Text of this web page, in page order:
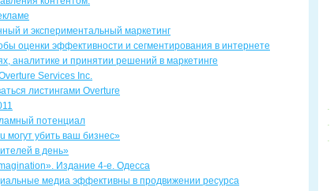
и экспериментальный маркетинг
оценки эффективности и сегментирования в интернете
аналитике и принятии решений в маркетинге
Services Inc.
листингами Overture
потенциал
могут убить ваш бизнес»
в день»
Издание 4-е. Одесса
медиа эффективны в продвижении ресурса